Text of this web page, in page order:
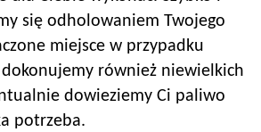
się odholowaniem Twojego
miejsce w przypadku
również niewielkich
dowieziemy Ci paliwo
potrzeba.